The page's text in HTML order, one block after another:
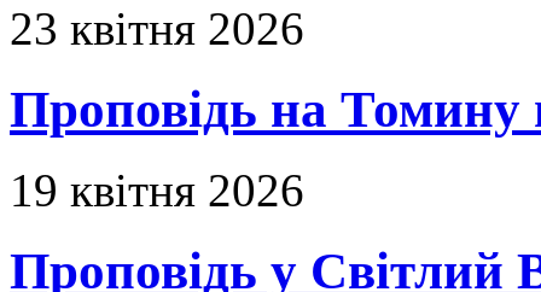
23 квітня 2026
Проповідь на Томину
19 квітня 2026
Проповідь у Світлий